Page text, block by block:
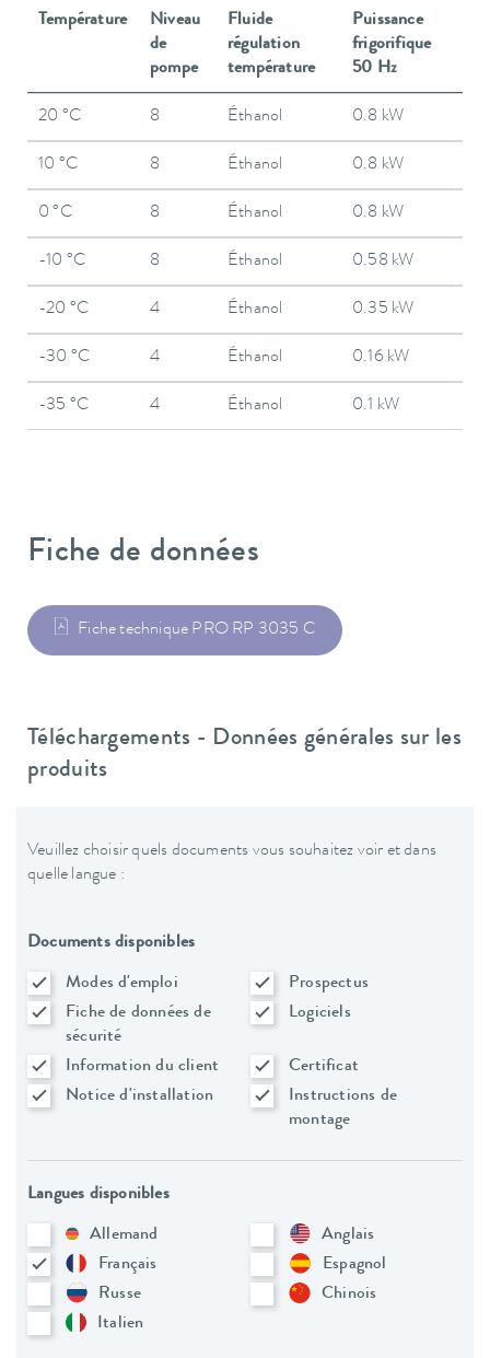
Température
Niveau
de
pompe
Fluide
régulation
température
Puissance
frigorifique
50 Hz
20 °C 8 Éthanol 0.8 kW
10 °C 8 Éthanol 0.8 kW
0 °C 8 Éthanol 0.8 kW
-10 °C 8 Éthanol 0.58 kW
-20 °C 4 Éthanol 0.35 kW
-30 °C 4 Éthanol 0.16 kW
-35 °C 4 Éthanol 0.1 kW
Fiche de données
Fiche technique PRO RP 3035 C
Téléchargements - Données générales sur les
produits
Veuillez choisir quels documents vous souhaitez voir et dans
quelle langue :
Documents disponibles
Modes d'emploi
Prospectus
Fiche de données de
sécurité
Logiciels
Information du client
Certificat
Notice d'installation
Instructions de
montage
Langues disponibles
Allemand
Anglais
Français
Espagnol
Russe
Chinois
Italien